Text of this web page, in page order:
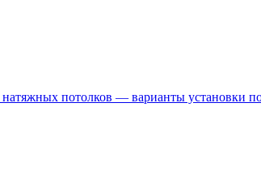
потолков — варианты установки